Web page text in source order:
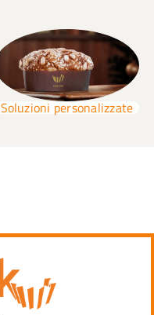
Soluzioni personalizzate